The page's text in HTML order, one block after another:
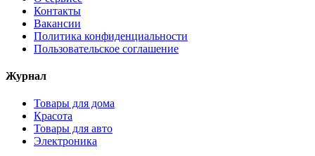
Контакты
Вакансии
Политика конфиденциальности
Пользовательское соглашение
Журнал
Товары для дома
Красота
Товары для авто
Электроника